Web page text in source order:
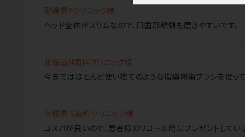
愛媛県Yクリニック様
ヘッド全体がスリムなので、臼歯部頬側も磨きやすいです。
北海道N歯科クリニック様
今まではほとんど使い捨てのような指導用歯ブラシを使っ
茨城県 S歯科クリニック様
コスパが良いので、患者様のリコール時にプレゼントしてい